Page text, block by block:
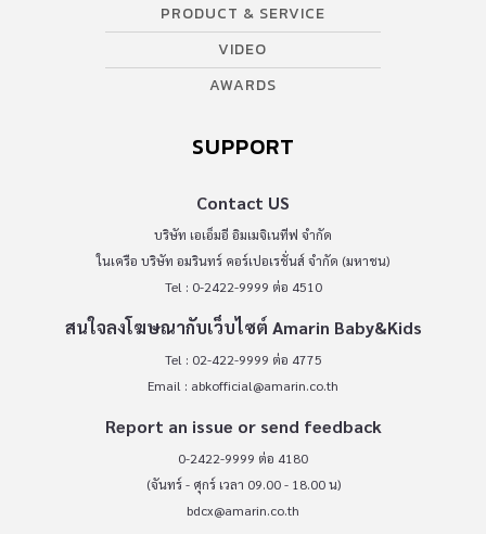
PRODUCT & SERVICE
VIDEO
AWARDS
SUPPORT
Contact US
บริษัท เอเอ็มอี อิมเมจิเนทีฟ จำกัด
ในเครือ บริษัท อมรินทร์ คอร์เปอเรชั่นส์ จำกัด (มหาชน)
Tel : 0-2422-9999 ต่อ 4510
สนใจลงโฆษณากับเว็บไซต์ Amarin Baby&Kids
Tel : 02-422-9999 ต่อ 4775
Email : abkofficial@amarin.co.th
Report an issue or send feedback
0-2422-9999 ต่อ 4180
(จันทร์ - ศุกร์ เวลา 09.00 - 18.00 น)
bdcx@amarin.co.th